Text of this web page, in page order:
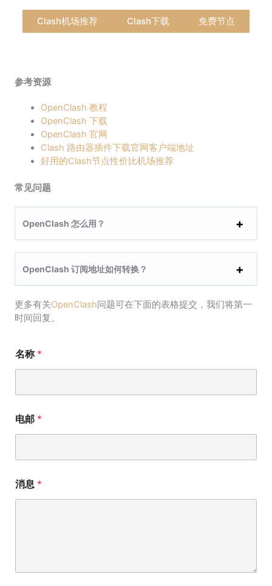
Clash机场推荐 Clash下载 免费节点
参考资源
OpenClash 教程
OpenClash 下载
OpenClash 官网
Clash 路由器插件下载官网客户端地址
好用的Clash节点性价比机场推荐
常见问题
OpenClash 怎么用？
OpenClash 订阅地址如何转换？
更多有关OpenClash问题可在下面的表格提交，我们将第一
时间回复。
名称 *
电邮 *
消息 *